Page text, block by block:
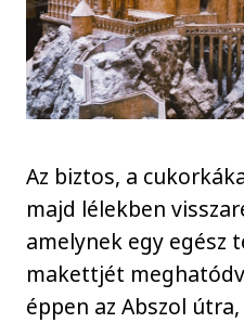
Az biztos, a
majd lélekben
amelynek egy egész
makettjét
éppen az Abszol